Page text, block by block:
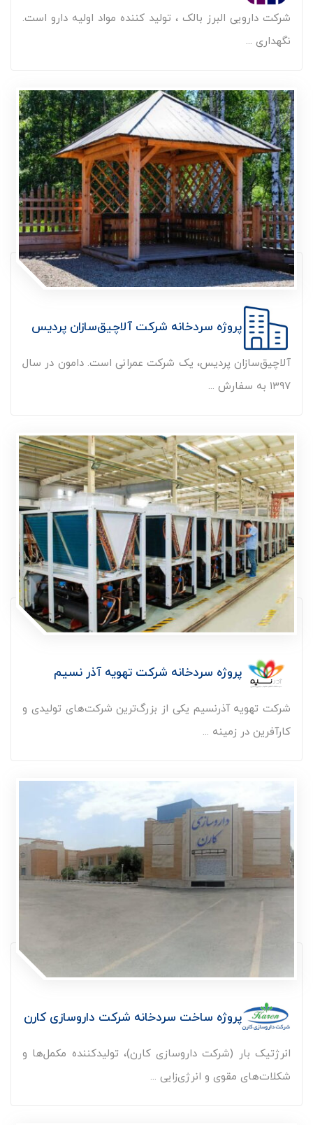
شرکت دارویی البرز بالک ، تولید کننده مواد اولیه دارو است.
نگهداری ...
پروژه سردخانه شرکت آلاچیق‌سازان پردیس
آلاچیق‌سازان پردیس، یک شرکت عمرانی است. دامون در سال
۱۳۹۷ به سفارش ...
پروژه سردخانه شرکت تهویه آذر نسیم
شرکت تهویه آذرنسیم یکی از بزرگ‌ترین شرکت‌های تولیدی و
کارآفرین در زمینه ...
پروژه ساخت سردخانه شرکت داروسازی کارن
انرژتیک بار (شرکت داروسازی کارن)، تولیدکننده مکمل‌ها و
شکلات‌های مقوی و انرژی‌زایی ...